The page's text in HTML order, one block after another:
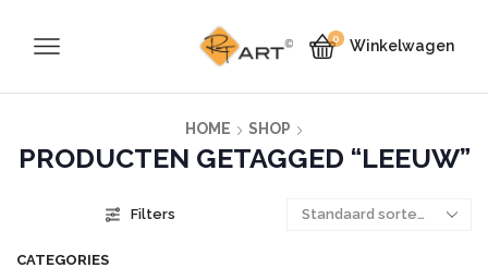
0 Winkelwagen
HOME SHOP
PRODUCTEN GETAGGED “LEEUW”
Filters
CATEGORIES